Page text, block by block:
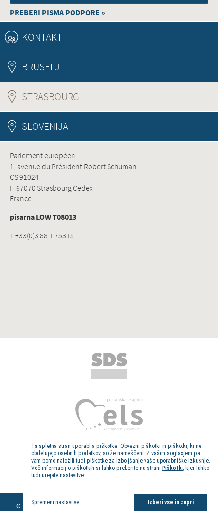
PREBERI PISMA PODPORE »
KONTAKT
BRUSELJ
STRASBOURG
SLOVENIJA
Parlement européen
1, avenue du Président Robert Schuman
CS 91024
F-67070 Strasbourg Cedex
France
pisarna LOW T08013
T +33(0)3 88 1 75315
© Evropski poslanec dr. Milan Zver, 2013. Vse pravice pridržane.Pravno
Ta spletna stran uporablja piškotke. Obvezni piškotki in piškotki, ki ne
obdelujejo osebnih podatkov, so že nameščeni. Z vašim soglasjem pa
vam bomo naložili tudi piškotke za izboljšanje vaše uporabniške izkušnje.
Več informacij o piškotkih si lahko preberite na strani Piškotki, kjer lahko
tudi urejate nastavitve.
Spremeni nastavitve Izberi vse in zapri